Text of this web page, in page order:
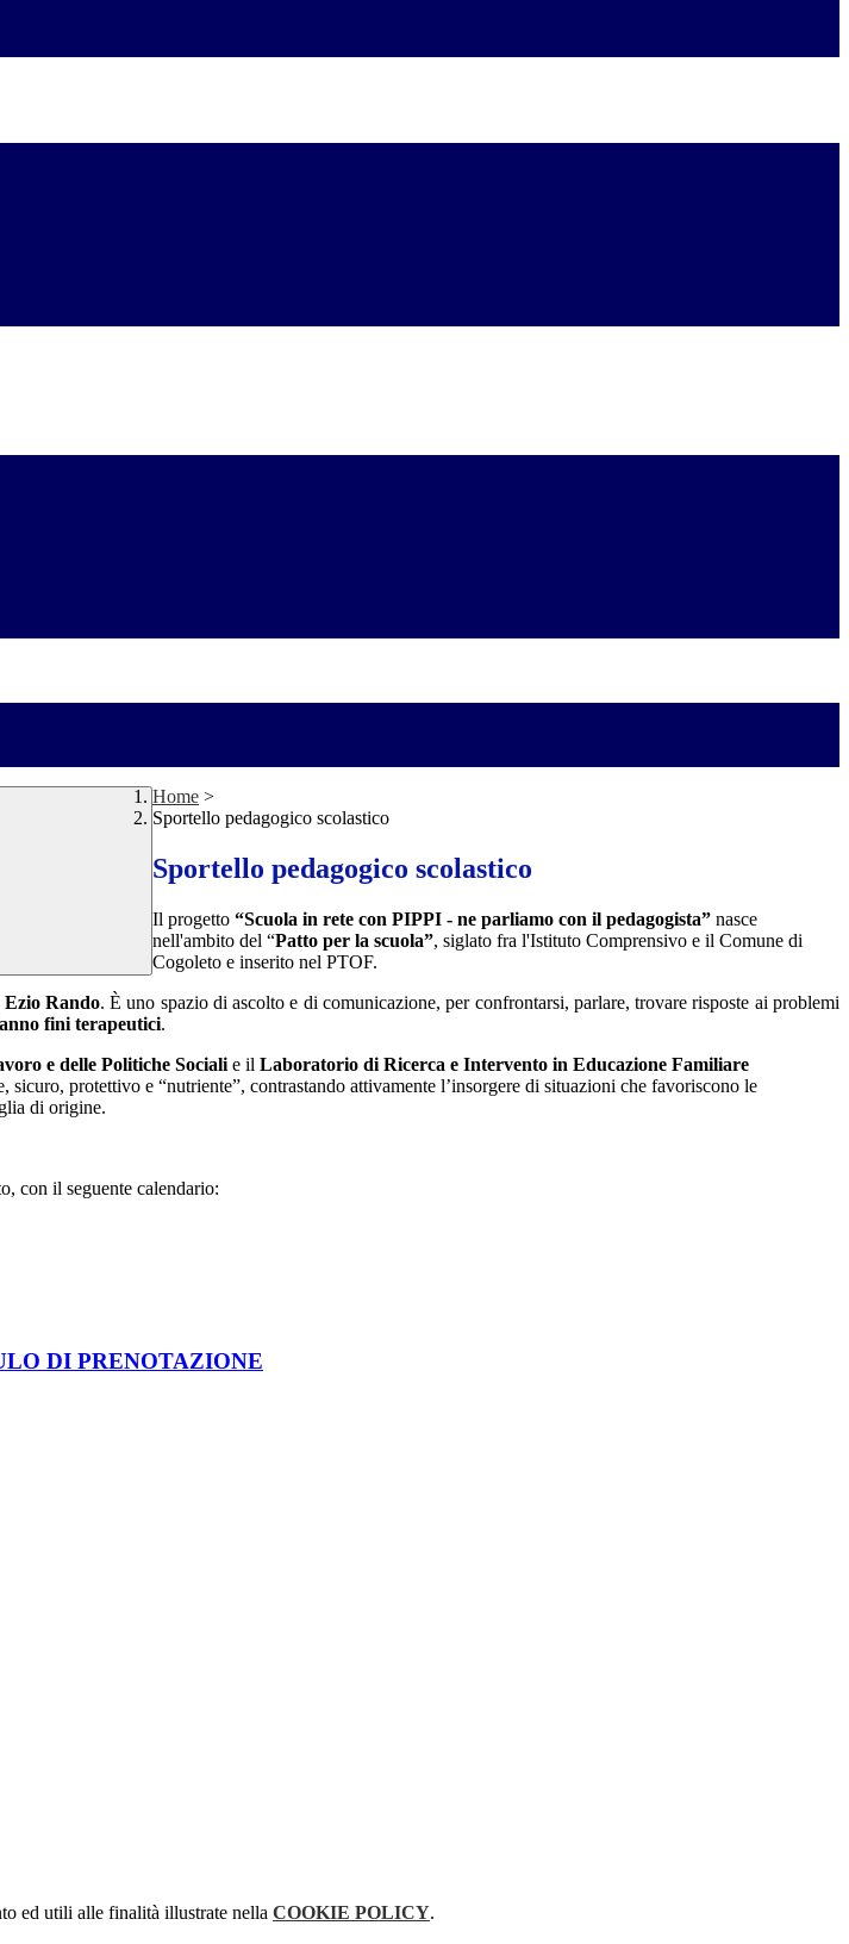
Home >
Sportello pedagogico scolastico
Sportello pedagogico scolastico
Il progetto “Scuola in rete con PIPPI - ne parliamo con il pedagogista” nasce
nell'ambito del “Patto per la scuola”, siglato fra l'Istituto Comprensivo e il Comune di
Cogoleto e inserito nel PTOF.
Rando.È uno spazio di ascolto e di comunicazione, per confrontarsi, parlare, trovare risposte ai problemi
fini terapeutici.
e delle Politiche Sociali e il Laboratorio di Ricerca e Intervento in Educazione Familiare
protettivo e “nutriente”, contrastando attivamente l’insorgere di situazioni che favoriscono le
di origine.
con il seguente calendario:
DI PRENOTAZIONE
ed utili alle finalità illustrate nella COOKIE POLICY.